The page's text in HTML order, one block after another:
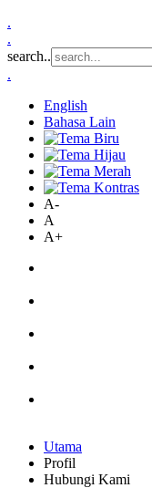
.
.
search..
.
English
Bahasa Lain
A-
A
A+
Utama
Profil
Hubungi Kami